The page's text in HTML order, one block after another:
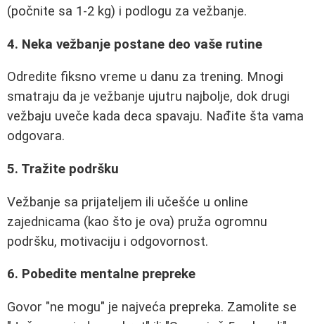
(počnite sa 1-2 kg) i podlogu za vežbanje.
4. Neka vežbanje postane deo vaše rutine
Odredite fiksno vreme u danu za trening. Mnogi
smatraju da je vežbanje ujutru najbolje, dok drugi
vežbaju uveče kada deca spavaju. Nađite šta vama
odgovara.
5. Tražite podršku
Vežbanje sa prijateljem ili učešće u online
zajednicama (kao što je ova) pruža ogromnu
podršku, motivaciju i odgovornost.
6. Pobedite mentalne prepreke
Govor "ne mogu" je najveća prepreka. Zamolite se